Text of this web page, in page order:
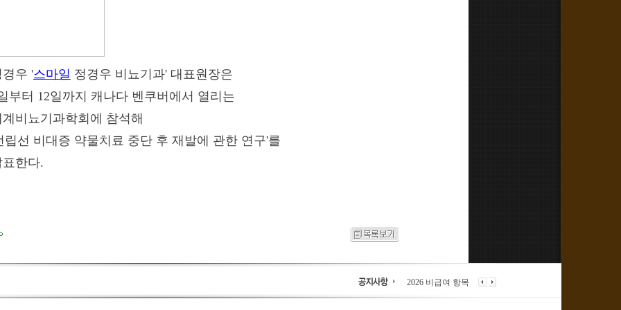
경우 '스마일 정경우 비뇨기과' 대표원장은
부터 12일까지 캐나다 벤쿠버에서 열리는
계비뇨기과학회에 참석해
립선 비대증 약물치료 중단 후 재발에 관한 연구'를
표한다.
2026 비급여 항목